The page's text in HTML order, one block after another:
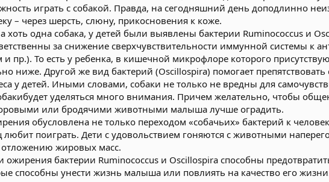
играть с собакой. Правда, на сегодняшний день доподлинно
– через шерсть, слюну, прикосновения к коже.
хоть одна собака, у детей были выявлены бактерии Ruminococcus и
за снижение сверхчувствительности иммунной системы к
пр.). То есть у ребенка, в кишечной микрофлоре которого
ниже. Другой же вид бактерий (Oscillospira) помогает
у детей. Иными словами, собаки не только не вредны для
уделяться много внимания. Причем желательно, чтобы
или бродячими животными малыша лучше оградить.
обусловлена не только переходом «собачьих» бактерий к
поиграть. Дети с удовольствием гоняются с животными
отложению жировых масс.
бактерии Ruminococcus и Oscillospira способны
способны унести жизнь малыша или повлиять на качество его